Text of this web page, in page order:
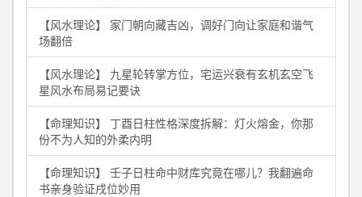
【风水理论】 家门朝向藏吉凶，调好门向让家庭和谐气
场翻倍
【风水理论】 九星轮转掌方位，宅运兴衰有玄机玄空飞
星风水布局易记要诀
【命理知识】 丁酉日柱性格深度拆解：灯火熔金，你那
份不为人知的外柔内明
【命理知识】 壬子日柱命中财库究竟在哪儿？我翻遍命
书亲身验证戌位妙用